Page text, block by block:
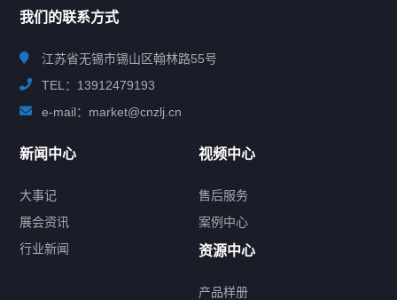
我们的联系方式
江苏省无锡市锡山区翰林路55号
TEL：13912479193
e-mail：market@cnzlj.cn
新闻中心
大事记
展会资讯
行业新闻
视频中心
售后服务
案例中心
资源中心
产品样册